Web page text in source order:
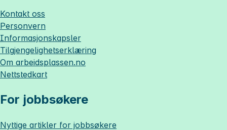
Kontakt oss
Personvern
Informasjonskapsler
Tilgjengelighetserklæring
Om arbeidsplassen.no
Nettstedkart
For jobbsøkere
Nyttige artikler for jobbsøkere